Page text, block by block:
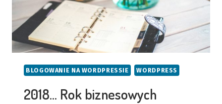
BLOGOWANIE NA WORDPRESSIE WORDPRESS
2018… Rok biznesowych